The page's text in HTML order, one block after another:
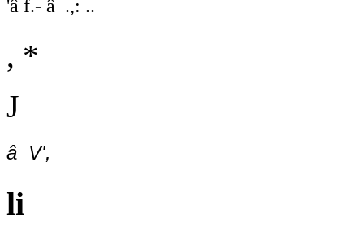
'â f.- â .,: ..
, *
J
â V',
li